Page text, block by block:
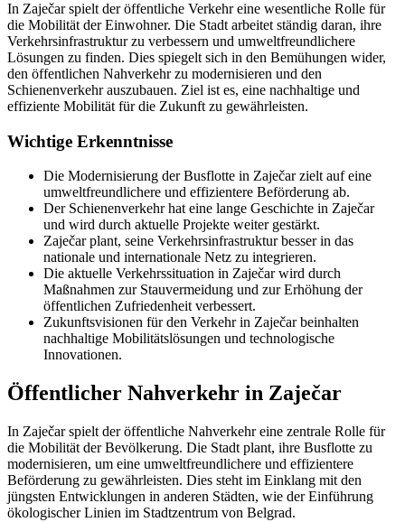
In Zaječar spielt der öffentliche Verkehr eine wesentliche Rolle für
die Mobilität der Einwohner. Die Stadt arbeitet ständig daran, ihre
Verkehrsinfrastruktur zu verbessern und umweltfreundlichere
Lösungen zu finden. Dies spiegelt sich in den Bemühungen wider,
den öffentlichen Nahverkehr zu modernisieren und den
Schienenverkehr auszubauen. Ziel ist es, eine nachhaltige und
effiziente Mobilität für die Zukunft zu gewährleisten.
Wichtige Erkenntnisse
Die Modernisierung der Busflotte in Zaječar zielt auf eine
umweltfreundlichere und effizientere Beförderung ab.
Der Schienenverkehr hat eine lange Geschichte in Zaječar
und wird durch aktuelle Projekte weiter gestärkt.
Zaječar plant, seine Verkehrsinfrastruktur besser in das
nationale und internationale Netz zu integrieren.
Die aktuelle Verkehrssituation in Zaječar wird durch
Maßnahmen zur Stauvermeidung und zur Erhöhung der
öffentlichen Zufriedenheit verbessert.
Zukunftsvisionen für den Verkehr in Zaječar beinhalten
nachhaltige Mobilitätslösungen und technologische
Innovationen.
Öffentlicher Nahverkehr in Zaječar
In Zaječar spielt der öffentliche Nahverkehr eine zentrale Rolle für
die Mobilität der Bevölkerung. Die Stadt plant, ihre Busflotte zu
modernisieren, um eine umweltfreundlichere und effizientere
Beförderung zu gewährleisten. Dies steht im Einklang mit den
jüngsten Entwicklungen in anderen Städten, wie der Einführung
ökologischer Linien im Stadtzentrum von Belgrad.